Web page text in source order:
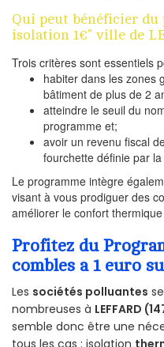
Qui peut bénéficier
isolation 1€" ville de
Trois critères sont essentiels
habiter dans les zones
bâtiment de plus de 2
atteindre le seuil du
programme et;
avoir un revenu fiscal
fourchette définie par la
Le programme intègre
visant à vous prodiguer des
améliorer le confort
Profitez du
combles a 1 euro
Les sociétés polluantes
nombreuses à LEFFARD
semble donc être une
tous les cas : isolation